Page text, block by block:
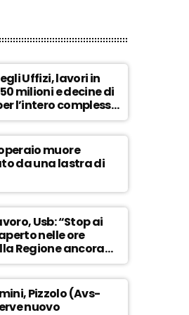
Uffizi, lavori in
milioni e decine di
l’intero complesso
muore
da una lastra di
Usb: “Stop ai
nelle ore
Regione ancora
– ASCOLTA
Pizzolo (Avs-
nuovo